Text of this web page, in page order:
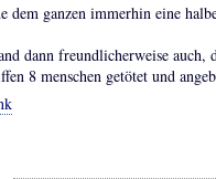
dem ganzen immerhin eine
dann freundlicherweise auch,
8 menschen getötet und